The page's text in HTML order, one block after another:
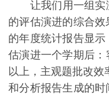
让我们用一组实
的评估演进的综合
的年度统计报告显
估演进一个学期后
以上，主观题批改
和分析报告生成的